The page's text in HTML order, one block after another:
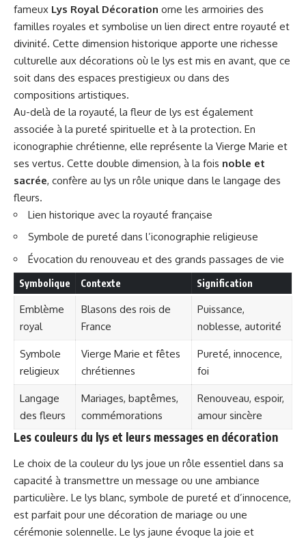
fameux Lys Royal Décoration orne les armoiries des
familles royales et symbolise un lien direct entre royauté et
divinité. Cette dimension historique apporte une richesse
culturelle aux décorations où le lys est mis en avant, que ce
soit dans des espaces prestigieux ou dans des
compositions artistiques.
Au-delà de la royauté, la fleur de lys est également
associée à la pureté spirituelle et à la protection. En
iconographie chrétienne, elle représente la Vierge Marie et
ses vertus. Cette double dimension, à la fois noble et
sacrée, confère au lys un rôle unique dans le langage des
fleurs.
Lien historique avec la royauté française
Symbole de pureté dans l’iconographie religieuse
Évocation du renouveau et des grands passages de vie
Symbolique Contexte Signification
Emblème
royal
Blasons des rois de
France
Puissance,
noblesse, autorité
Symbole
religieux
Vierge Marie et fêtes
chrétiennes
Pureté, innocence,
foi
Langage
des fleurs
Mariages, baptêmes,
commémorations
Renouveau, espoir,
amour sincère
Les couleurs du lys et leurs messages en décoration
Le choix de la couleur du lys joue un rôle essentiel dans sa
capacité à transmettre un message ou une ambiance
particulière. Le lys blanc, symbole de pureté et d’innocence,
est parfait pour une décoration de mariage ou une
cérémonie solennelle. Le lys jaune évoque la joie et